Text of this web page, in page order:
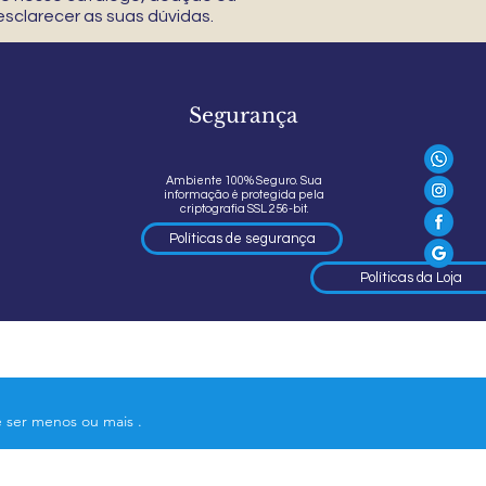
as suas dúvidas.
Segurança
Ambiente 100% Seguro. Sua
informação é protegida pela
criptografia SSL 256-bit.
Políticas de segurança
Políticas da Loja
menos ou mais .